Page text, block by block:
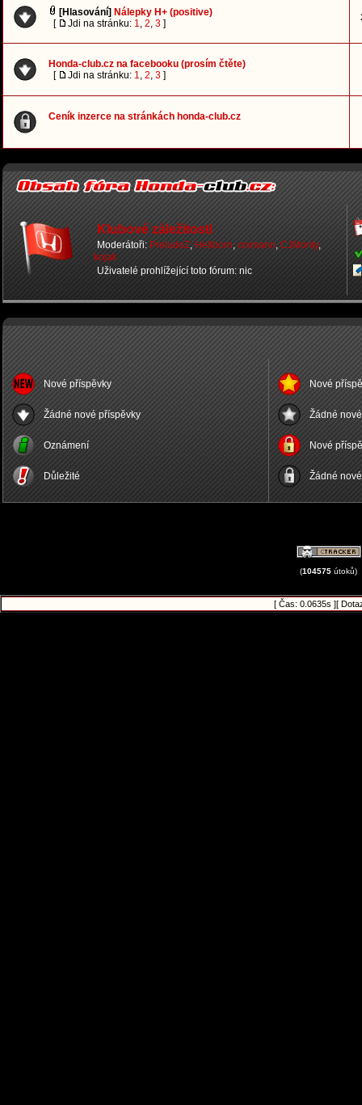
[Hlasování] Nálepky H+ (positive)
[
Jdi na stránku: 1, 2, 3 ]
Honda-club.cz na facebooku (prosím čtěte)
[
Jdi na stránku: 1, 2, 3 ]
Ceník inzerce na stránkách honda-club.cz
Klubové záležitosti
Moderátoři: PreludeZ, Hellborn, crxmann, CJMonty,
kojak
Uživatelé prohlížející toto fórum: nic
Nové příspěvky
Žádné nové příspěvky
Oznámení
Důležité
Nové
Žádné
Nové
Žádné
(104575 útoků)
[ Čas: 0.0635s ][